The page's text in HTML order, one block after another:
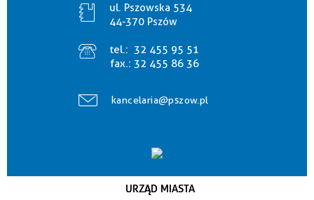
ul. Pszowska 534
44-370 Pszów
tel.: 32 455 95 51
fax.: 32 455 86 36
kancelaria@pszow.pl
URZĄD MIASTA